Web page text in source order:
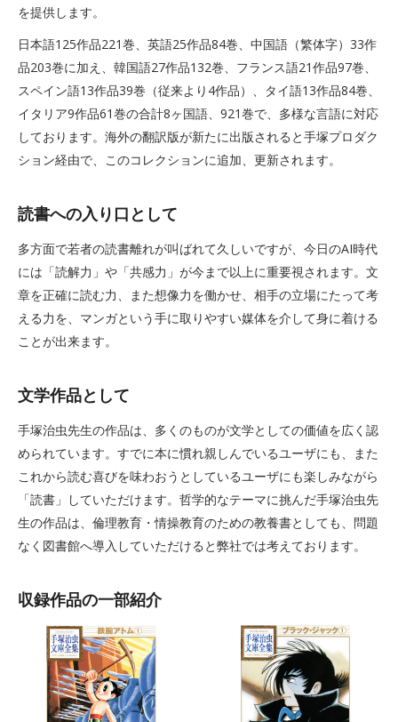
を提供します。
日本語125作品221巻、英語25作品84巻、中国語（繁体字）33作
品203巻に加え、韓国語27作品132巻、フランス語21作品97巻、
スペイン語13作品39巻（従来より4作品）、タイ語13作品84巻、
イタリア9作品61巻の合計8ヶ国語、921巻で、多様な言語に対応
しております。海外の翻訳版が新たに出版されると手塚プロダク
ション経由で、このコレクションに追加、更新されます。
読書への入り口として
多方面で若者の読書離れが叫ばれて久しいですが、今日のAI時代
には「読解力」や「共感力」が今まで以上に重要視されます。文
章を正確に読む力、また想像力を働かせ、相手の立場にたって考
える力を、マンガという手に取りやすい媒体を介して身に着ける
ことが出来ます。
文学作品として
手塚治虫先生の作品は、多くのものが文学としての価値を広く認
められています。すでに本に慣れ親しんでいるユーザにも、また
これから読む喜びを味わおうとしているユーザにも楽しみながら
「読書」していただけます。哲学的なテーマに挑んだ手塚治虫先
生の作品は、倫理教育・情操教育のための教養書としても、問題
なく図書館へ導入していただけると弊社では考えております。
収録作品の一部紹介